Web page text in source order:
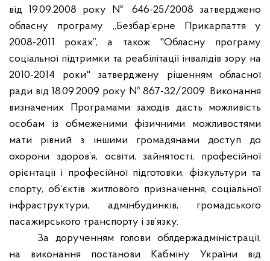
від 19.09.2008 року № 646-25/2008 затверджено
обласну програму „Безбар’єрне Прикарпаття у
2008-2011 роках”, а також "Обласну програму
соціальної підтримки та реабілітації інвалідів зору на
2010-2014 роки" затверджену рішенням обласної
ради від 18.09.2009 року № 867-32/2009. Виконання
визначених Програмами заходів дасть можливість
особам із обмеженими фізичними можливостями
мати рівний з іншими громадянами доступ до
охорони здоров’я, освіти, зайнятості, професійної
орієнтації і професійної підготовки, фізкультури та
спорту, об’єктів житлового призначення, соціальної
інфраструктури, адмінбудинків, громадського
пасажирського транспорту і зв’язку.
За дорученням голови облдержадміністрації,
на виконання постанови Кабміну України від